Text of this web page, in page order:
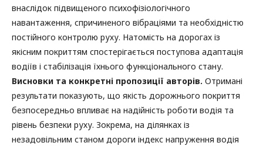
внаслідок підвищеного психофізіологічного
навантаження, спричиненого вібраціями та необхідністю
постійного контролю руху. Натомість на дорогах із
якісним покриттям спостерігається поступова адаптація
водіїв і стабілізація їхнього функціонального стану.
Висновки та конкретні пропозиції авторів. Отримані
результати показують, що якість дорожнього покриття
безпосередньо впливає на надійність роботи водія та
рівень безпеки руху. Зокрема, на ділянках із
незадовільним станом дороги індекс напруження водія